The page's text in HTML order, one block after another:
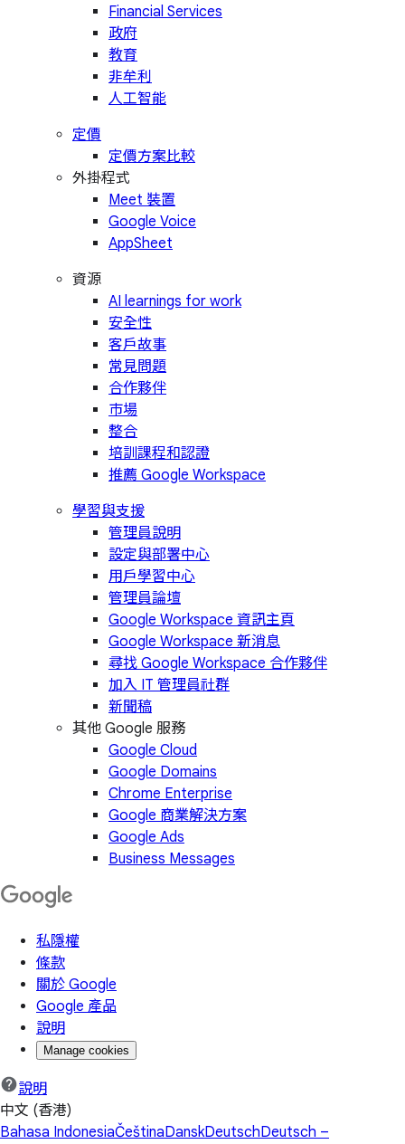
Financial Services
政府
教育
非牟利
人工智能
定價
定價方案比較
外掛程式
Meet 裝置
Google Voice
AppSheet
資源
AI learnings for work
安全性
客戶故事
常見問題
合作夥伴
市場
整合
培訓課程和認證
推薦 Google Workspace
學習與支援
管理員說明
設定與部署中心
用戶學習中心
管理員論壇
Google Workspace 資訊主頁
Google Workspace 新消息
尋找 Google Workspace 合作夥伴
加入 IT 管理員社群
新聞稿
其他 Google 服務
Google Cloud
Google Domains
Chrome Enterprise
Google 商業解決方案
Google Ads
Business Messages
私隱權
條款
關於 Google
Google 產品
說明
Manage cookies
說明
中文 (香港)
Bahasa IndonesiaČeštinaDanskDeutschDeutsch –